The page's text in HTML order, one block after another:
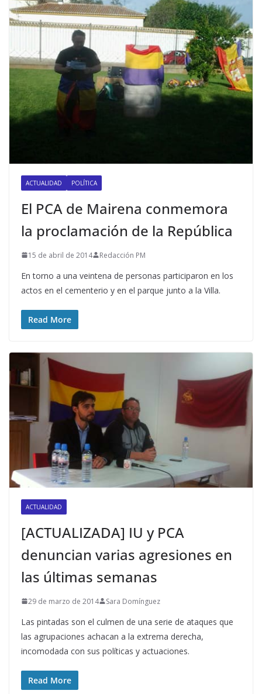
ACTUALIDAD POLÍTICA
El PCA de Mairena conmemora
la proclamación de la República
15 de abril de 2014 Redacción PM
En torno a una veintena de personas participaron en los
actos en el cementerio y en el parque junto a la Villa.
Read More
ACTUALIDAD
[ACTUALIZADA] IU y PCA
denuncian varias agresiones en
las últimas semanas
29 de marzo de 2014 Sara Domínguez
Las pintadas son el culmen de una serie de ataques que
las agrupaciones achacan a la extrema derecha,
incomodada con sus políticas y actuaciones.
Read More